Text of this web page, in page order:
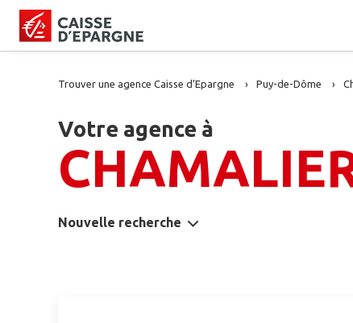
Trouver une agence Caisse d’Epargne Puy-de-Dôme
Votre agence à
Nouvelle recherche